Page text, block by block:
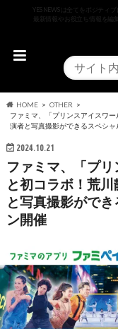
YESNEWSは全てをポジティ
最新情報やお役立ち情報を編
HOME
OTHER
ファミマ、「プリンスアイスワ
演者と写真撮影ができるスペシ
2024.10.21
ファミマ、「プリ
と初コラボ！荒
と写真撮影がで
ン開催